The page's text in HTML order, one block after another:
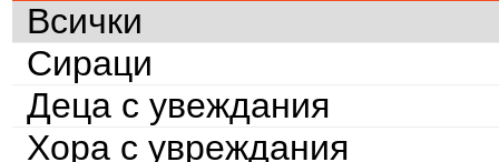
Всички
Сираци
Деца с увеждания
Хора с увреждания